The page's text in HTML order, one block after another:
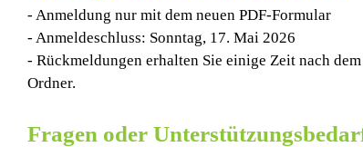
- Anmeldung nur mit dem neuen PDF-Formular
- Anmeldeschluss: Sonntag, 17. Mai 2026
- Rückmeldungen erhalten Sie einige Zeit nach
Ordner.
Fragen oder